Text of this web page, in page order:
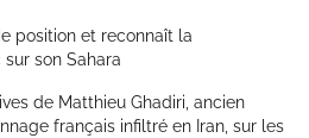
position et reconnaît la
son Sahara
de Matthieu Ghadiri, ancien
français infiltré en Iran, sur les